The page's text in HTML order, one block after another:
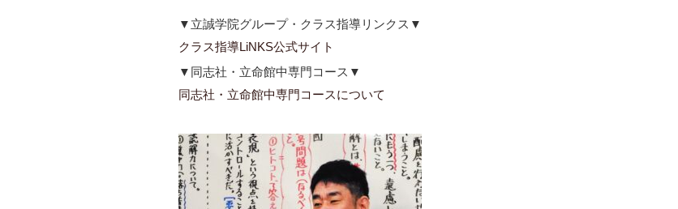
▼立誠学院グループ・クラス指導リンクス▼
クラス指導LiNKS公式サイト
▼同志社・立命館中専門コース▼
同志社・立命館中専門コースについて